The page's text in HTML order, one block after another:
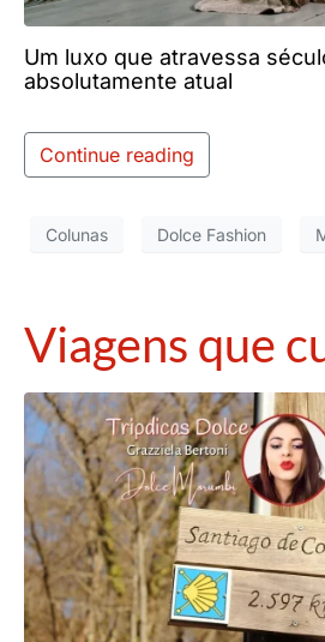
Um luxo que atravessa
absolutamente atual
Continue reading
Colunas Dolce Fashion
Viagens que